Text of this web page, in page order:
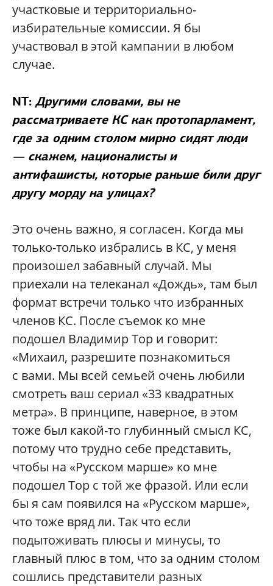
участковые и территориально-
избирательные комиссии. Я бы
участвовал в этой кампании в любом
случае.
NT: Другими словами, вы не
рассматриваете КС как протопарламент,
где за одним столом мирно сидят люди
— скажем, националисты и
антифашисты, которые раньше били друг
другу морду на улицах?
Это очень важно, я согласен. Когда мы
только-только избрались в КС, у меня
произошел забавный случай. Мы
приехали на телеканал «Дождь», там был
формат встречи только что избранных
членов КС. После съемок ко мне
подошел Владимир Тор и говорит:
«Михаил, разрешите познакомиться
с вами. Мы всей семьей очень любили
смотреть ваш сериал «33 квадратных
метра». В принципе, наверное, в этом
тоже был какой-то глубинный смысл КС,
потому что трудно себе представить,
чтобы на «Русском марше» ко мне
подошел Тор с той же фразой. Или если
бы я сам появился на «Русском марше»,
что тоже вряд ли. Так что если
подытоживать плюсы и минусы, то
главный плюс в том, что за одним столом
сошлись представители разных